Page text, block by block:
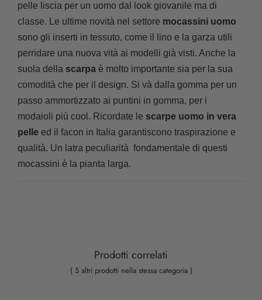
pelle liscia per un uomo dal look giovanile ma di
classe. Le ultime novità nel settore mocassini uomo
sono gli inserti in tessuto, come il lino e la garza utili
perridare una nuova vità ai modelli già visti. Anche la
suola della scarpa è molto importante sia per la sua
comodità che per il design. Si và dalla gomma per un
passo ammortizzato ai puntini in gomma, per i
modaioli più cool. Ricordate le scarpe uomo in vera
pelle ed il facon in Italia garantiscono traspirazione e
qualità. Un latra peculiarità fondamentale di questi
mocassini è la pianta larga.
Prodotti correlati
( 5 altri prodotti nella stessa categoria )